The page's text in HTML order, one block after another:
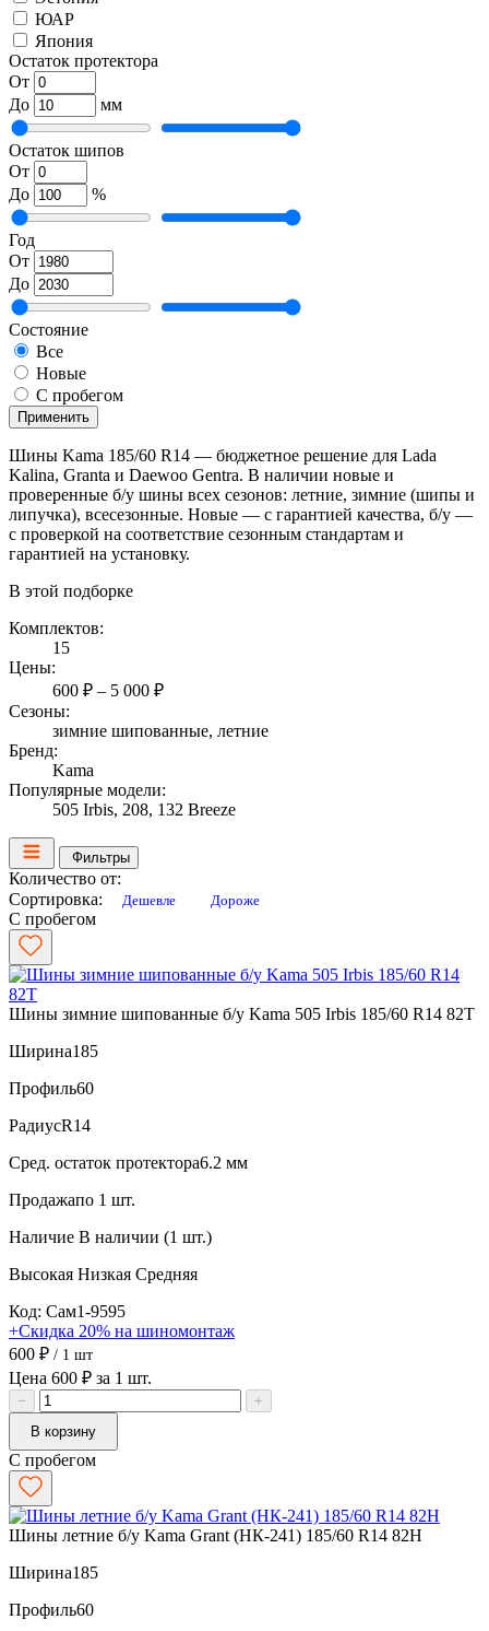
ЮАР
Япония
Остаток протектора
От
До
мм
Остаток шипов
От
До
%
Год
От
До
Состояние
Все
Новые
С пробегом
Применить
Шины Kama 185/60 R14 — бюджетное решение для Lada
Kalina, Granta и Daewoo Gentra. В наличии новые и
проверенные б/у шины всех сезонов: летние, зимние (шипы и
липучка), всесезонные. Новые — с гарантией качества, б/у —
с проверкой на соответствие сезонным стандартам и
гарантией на установку.
В этой подборке
Комплектов:
15
Цены:
600 ₽ – 5 000 ₽
Сезоны:
зимние шипованные, летние
Бренд:
Kama
Популярные модели:
505 Irbis, 208, 132 Breeze
Фильтры
Количество от:
Сортировка:
Дешевле Дороже
С пробегом
Шины зимние шипованные б/у Kama 505 Irbis 185/60 R14 82T
Ширина185
Профиль60
РадиусR14
Сред. остаток протектора6.2 мм
Продажапо 1 шт.
Наличие В наличии (1 шт.)
Высокая Низкая Средняя
Код: Сам1-9595
+Скидка 20% на шиномонтаж
600 ₽ / 1 шт
Цена 600 ₽ за 1 шт.
−
+
В корзину
С пробегом
Шины летние б/у Kama Grant (НК-241) 185/60 R14 82H
Ширина185
Профиль60